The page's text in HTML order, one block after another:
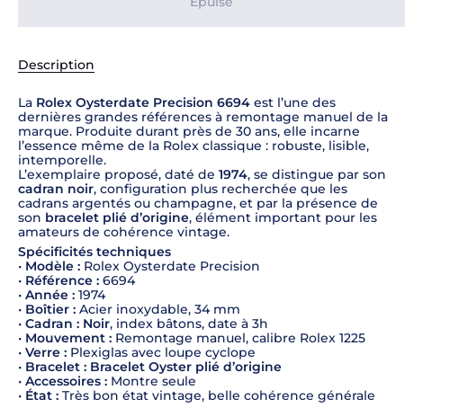
Description
La Rolex Oysterdate Precision 6694 est l’une des
dernières grandes références à remontage manuel de la
marque. Produite durant près de 30 ans, elle incarne
l’essence même de la Rolex classique : robuste, lisible,
intemporelle.
L’exemplaire proposé, daté de 1974, se distingue par son
cadran noir, configuration plus recherchée que les
cadrans argentés ou champagne, et par la présence de
son bracelet plié d’origine, élément important pour les
amateurs de cohérence vintage.
Spécificités techniques
• Modèle : Rolex Oysterdate Precision
• Référence : 6694
• Année : 1974
• Boîtier : Acier inoxydable, 34 mm
• Cadran : Noir, index bâtons, date à 3h
• Mouvement : Remontage manuel, calibre Rolex 1225
• Verre : Plexiglas avec loupe cyclope
• Bracelet : Bracelet Oyster plié d’origine
• Accessoires : Montre seule
• État : Très bon état vintage, belle cohérence générale